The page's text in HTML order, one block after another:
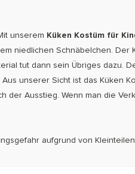
unserem Küken Kostüm für
niedlichen Schnäbelchen.
tut dann sein Übriges dazu.
unserer Sicht ist das Küken
der Ausstieg. Wenn man die
aufgrund von